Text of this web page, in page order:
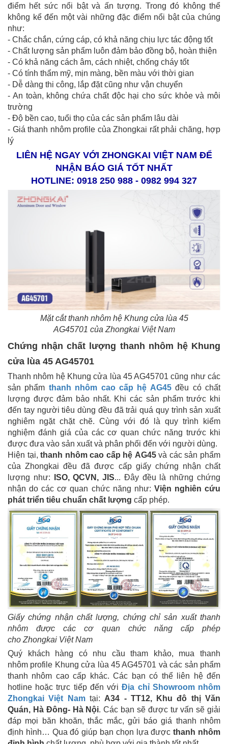
điểm hết sức nổi bật và ấn tượng. Trong đó không thể
không kể đến một vài những đặc điểm nổi bật của chúng
như:
- Chắc chắn, cứng cáp, có khả năng chịu lực tác động tốt
- Chất lượng sản phẩm luôn đảm bảo đồng bộ, hoàn thiện
- Có khả năng cách âm, cách nhiệt, chống cháy tốt
- Có tính thẩm mỹ, mịn màng, bền màu với thời gian
- Dễ dàng thi công, lắp đặt cũng như vận chuyển
- An toàn, không chứa chất độc hại cho sức khỏe và môi
trường
- Độ bền cao, tuổi thọ của các sản phẩm lâu dài
- Giá thanh nhôm profile của Zhongkai rất phải chăng, hợp
lý
LIÊN HỆ NGAY VỚI ZHONGKAI VIỆT NAM ĐỂ
NHẬN BÁO GIÁ TỐT NHẤT
HOTLINE: 0918 250 988 - 0982 994 327
Mặt cắt thanh nhôm hệ Khung cửa lùa 45
AG45701 của Zhongkai Việt Nam
Chứng nhận chất lượng thanh nhôm hệ Khung
cửa lùa 45 AG45701
Thanh nhôm hệ Khung cửa lùa 45 AG45701 cũng như các
sản phẩm thanh nhôm cao cấp hệ AG45 đều có chất
lượng được đảm bảo nhất. Khi các sản phẩm trước khi
đến tay người tiêu dùng đều đã trải quá quy trình sản xuất
nghiêm ngặt chặt chẽ. Cùng với đó là quy trình kiểm
nghiệm đánh giá của các cơ quan chức năng trước khi
được đưa vào sản xuất và phân phối đến với người dùng.
Hiện tại,thanh nhôm cao cấp hệ AG45và các sản phẩm
của Zhongkai đều đã được cấp giấy chứng nhận chất
lượng như:
ISO, QCVN, JIS... Đây đều là những chứng
nhận do các cơ quan chức năng như: Viện nghiên cứu
phát triển tiêu chuẩn chất lượng cấp phép.
Giấy chứng nhận chất lượng, chứng chỉ sản xuất thanh
nhôm được các cơ quan chức năng cấp phép
cho Zhongkai Việt Nam
Quý khách hàng có nhu cầu tham khảo, mua thanh
nhôm profile Khung cửa lùa 45 AG45701 và các sản phẩm
thanh nhôm cao cấp khác. Các bạn có thể liên hệ đến
hotline hoặc trực tiếp đến vớiĐịa chỉ Showroom nhôm
Zhongkai Việt Namtại: A34 - TT12, Khu đô thị Văn
Quán, Hà Đông- Hà Nội. Các bạn sẽ được tư vấn sẽ giải
đáp mọi băn khoăn, thắc mắc, gửi báo giá thanh nhôm
định hình… Qua đó giúp bạn chọn lựa đượcthanh nhôm